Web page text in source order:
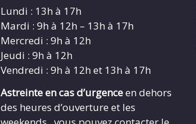
Lundi : 13h à 17h
Mardi : 9h à 12h – 13h à 17h
Mercredi : 9h à 12h
Jeudi : 9h à 12h
Vendredi : 9h à 12h et 13h à 17h
Astreinte en cas d’urgenceen dehors
des heures d’ouverture et les